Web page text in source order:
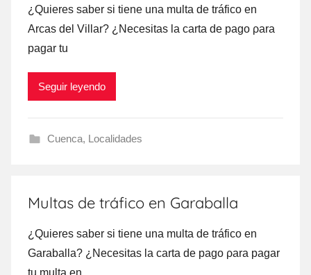
¿Quieres saber ѕi tiene una multa dе tráfico en
Arcas del Villar? ¿Necesitas la carta dе pago ρara
pagar tu
Seguir leyendo
Cuenca, Localidades
Multas de tráfico en Garaballa
¿Quieres saber ѕi tiene una multa dе tráfico en
Garaballa? ¿Necesitas la carta dе pago ρara pagar
tu multa en